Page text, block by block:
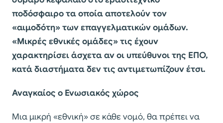
ποδόσφαιρο τα οποία αποτελούν τον
«αιμοδότη» των επαγγελματικών ομάδων.
«Μικρές εθνικές ομάδες» τις έχουν
χαρακτηρίσει άσχετα αν οι υπεύθυνοι της ΕΠΟ,
κατά διαστήματα δεν τις αντιμετωπίζουν έτσι.
Αναγκαίος ο Ενωσιακός χώρος
Μια μικρή «εθνική» σε κάθε νομό, θα πρέπει να